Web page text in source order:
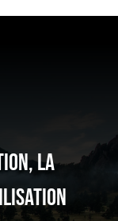
La